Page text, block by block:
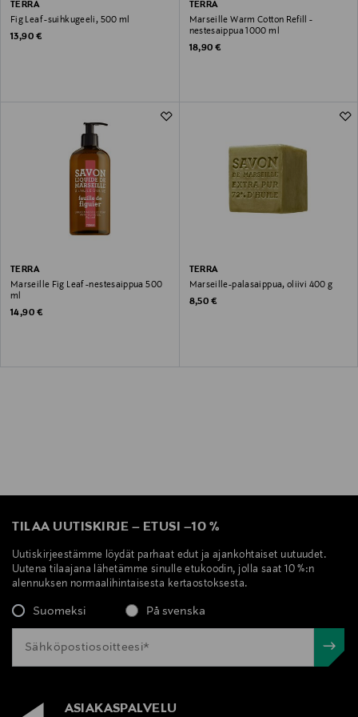
TERRA
Fig Leaf -suihkugeeli, 500 ml
Original Price
13,90 €
TERRA
Marseille Warm Cotton Refill -
nestesaippua 1000 ml
Original Price
18,90 €
TERRA
Marseille Fig Leaf -nestesaippua 500
ml
Original Price
14,90 €
TERRA
Marseille-palasaippua, oliivi 400 g
Original Price
8,50 €
TILAA UUTISKIRJE – ETUSI –10 %
Uutiskirjeestämme löydät parhaat edut ja ajankohtaiset uutuudet.
Uutena tilaajana lähetämme sinulle etukoodin, jolla saat 10 %:n
alennuksen normaalihintaisesta kertaostoksesta.
Suomeksi På svenska
ASIAKASPALVELU